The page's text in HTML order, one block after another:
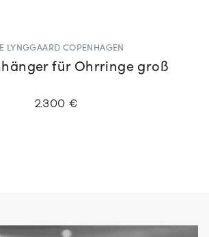
LYNGGAARD COPENHAGEN
für Ohrringe groß
2.300 €